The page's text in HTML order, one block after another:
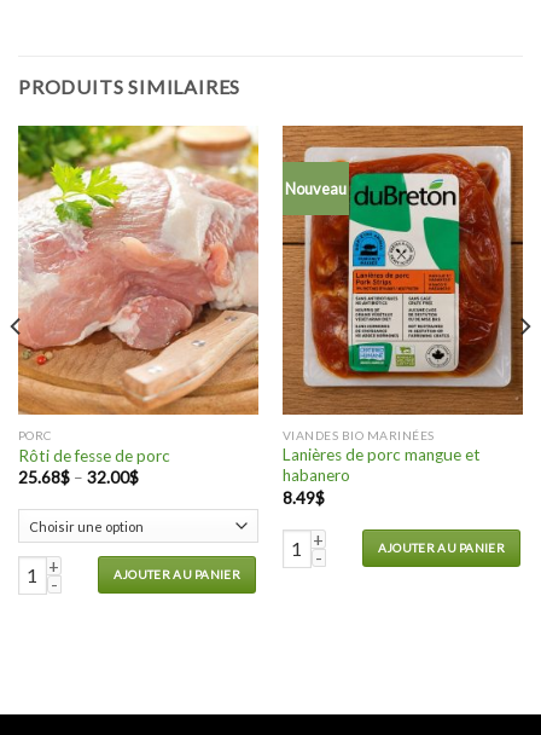
PRODUITS SIMILAIRES
PORC
Rôti de fesse de porc
25.68$– 32.00$
quantité de Rôti de fesse de porc
AJOUTER AU PANIER
Nouveau
VIANDES BIO MARINÉES
Lanières de porc mangue et
habanero
8.49$
quantité de Lanières de porc
AJOUTER AU PANIER
lime